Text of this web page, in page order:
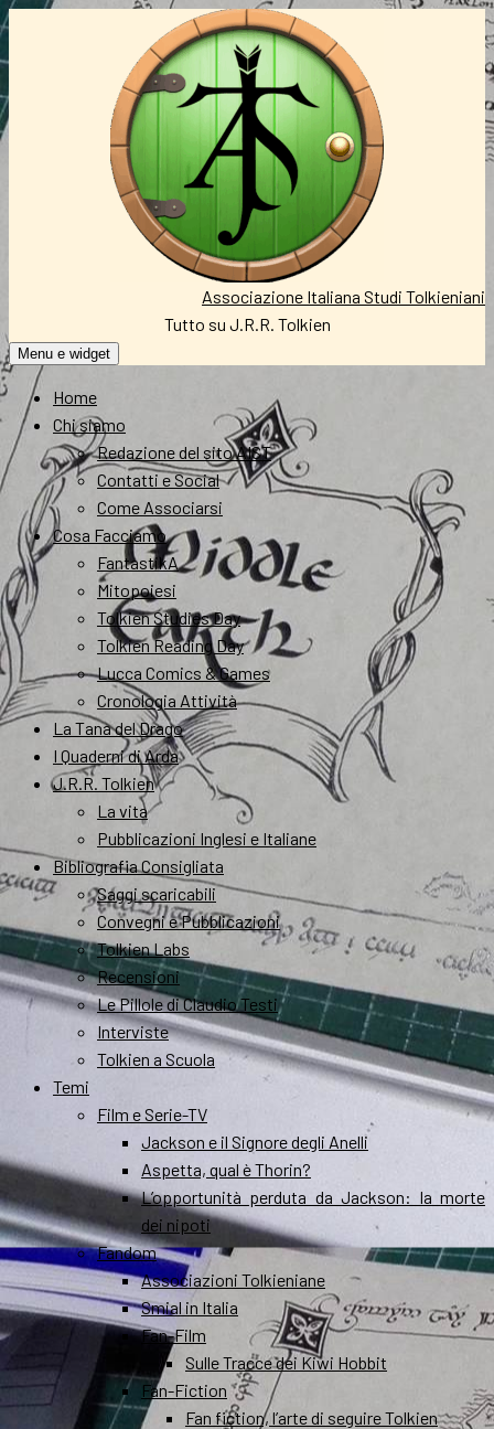
Vai
Associazione Italiana Studi Tolkieniani
Tutto su J.R.R. Tolkien
Menu e widget
Home
Chi siamo
Redazione del sito AIST
Contatti e Social
Come Associarsi
Cosa Facciamo
FantastikA
Mitopoiesi
Tolkien Studies Day
Tolkien Reading Day
Lucca Comics & Games
Cronologia Attività
La Tana del Drago
I Quaderni di Arda
J.R.R. Tolkien
La vita
Pubblicazioni Inglesi e Italiane
Bibliografia Consigliata
Saggi scaricabili
Convegni e Pubblicazioni
Tolkien Labs
Recensioni
Le Pillole di Claudio Testi
Interviste
Tolkien a Scuola
Temi
Film e Serie-TV
Jackson e il Signore degli Anelli
Aspetta, qual è Thorin?
L’opportunità perduta da Jackson: la morte
dei nipoti
Fandom
Associazioni Tolkieniane
Smial in Italia
Fan-Film
Sulle Tracce dei Kiwi Hobbit
Fan-Fiction
Fan fiction, l’arte di seguire Tolkien